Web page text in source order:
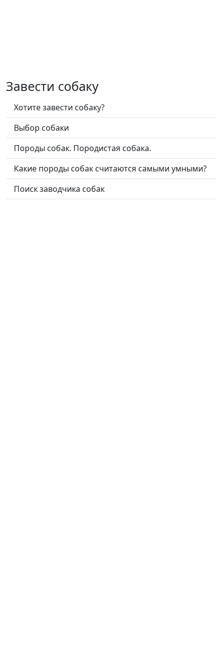
Завести собаку
Хотите завести собаку?
Выбор собаки
Породы собак. Породистая собака.
Какие породы собак считаются самыми умными?
Поиск заводчика собак